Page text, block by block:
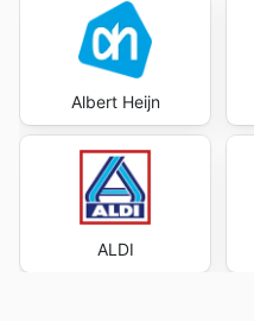
Albert Heijn
ALDI